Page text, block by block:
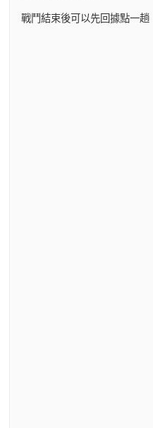
戰鬥結束後可以先回據點一趟